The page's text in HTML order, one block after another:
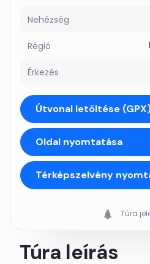
Nehézség
Régió
Érkezés
Útvonal letöltése
Oldal nyomtatása
Térképszelvény
Túra
Túra leírás